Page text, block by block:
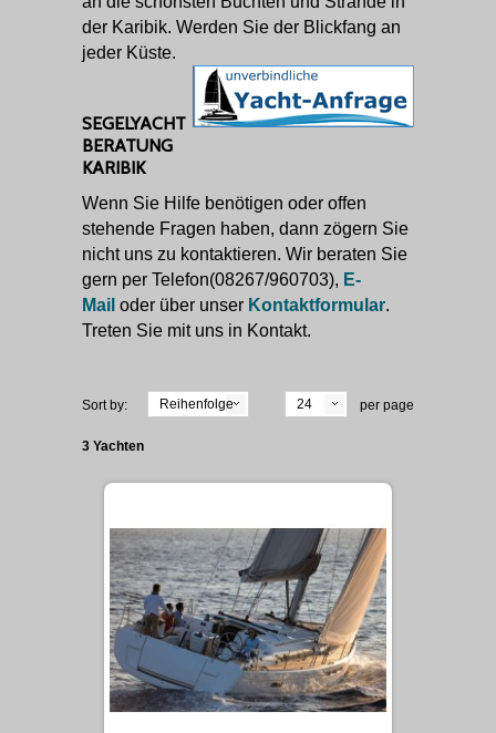
der Karibik. Werden Sie der Blickfang an
jeder Küste.
SEGELYACHT
BERATUNG
KARIBIK
Wenn Sie Hilfe benötigen oder offen
stehende Fragen haben, dann zögern Sie
nicht uns zu kontaktieren. Wir beraten Sie
gern per Telefon(08267/960703), E-
Mail oder über unser Kontaktformular.
Treten Sie mit uns in Kontakt.
Sort by: Reihenfolge 24 per page
3 Yachten